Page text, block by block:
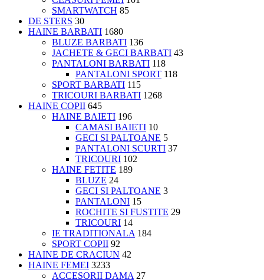
SMARTWATCH 85
DE STERS 30
HAINE BARBATI 1680
BLUZE BARBATI 136
JACHETE & GECI BARBATI 43
PANTALONI BARBATI 118
PANTALONI SPORT 118
SPORT BARBATI 115
TRICOURI BARBATI 1268
HAINE COPII 645
HAINE BAIETI 196
CAMASI BAIETI 10
GECI SI PALTOANE 5
PANTALONI SCURTI 37
TRICOURI 102
HAINE FETITE 189
BLUZE 24
GECI SI PALTOANE 3
PANTALONI 15
ROCHITE SI FUSTITE 29
TRICOURI 14
IE TRADITIONALA 184
SPORT COPII 92
HAINE DE CRACIUN 42
HAINE FEMEI 3233
ACCESORII DAMA 27